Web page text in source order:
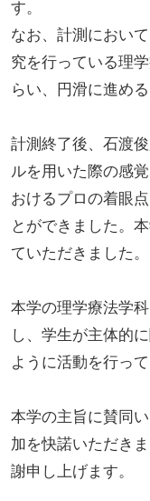
す。
なお、計測におい
究を行っている理
らい、円滑に進め
計測終了後、石渡
ルを用いた際の感
おけるプロの着眼
とができました。
ていただきました。
本学の理学療法学
し、学生が主体的
ように活動を行って
本学の主旨に賛同
加を快諾いただき
謝申し上げます。